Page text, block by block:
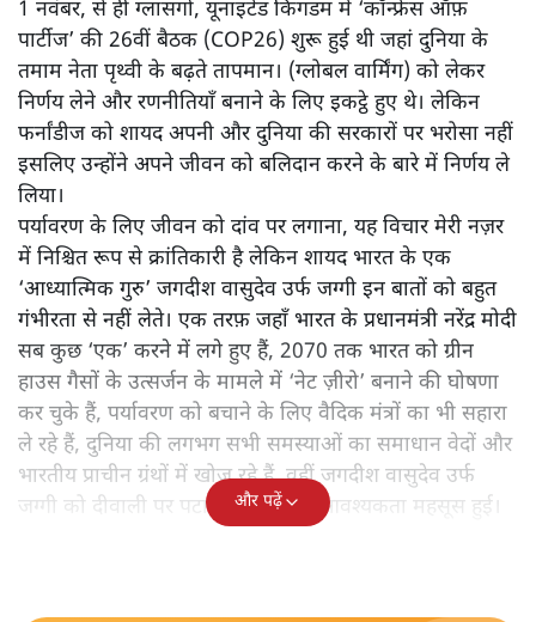
“मुझे नहीं पता जिस चीज की मैं मांग कर रहा हूँ, वह कठिन है या
नहीं, और शायद इसके लिए मुझे मरना भी पड़ सकता है”, ये शब्द
उस पिता के हैं जो स्विस संसद के सामने भूख हड़ताल पर बैठे थे। 3
बच्चों के 47 वर्षीय पिता गुलमेरो फर्नांडीज पेशे से कंप्यूटर प्रोग्रैमर
हैं जिन्होंने 1 नवंबर को अपनी नौकरी छोड़कर भूख हड़ताल शुरू
की है ताकि अपने देश की सरकार और पर्यावरण मंत्री सिमोनेटा
सोमारुगा पर पर्यावरण संबंधी साहसिक निर्णय लेने के लिए दबाव
बना सकें।
1 नवंबर, से ही ग्लासगो, यूनाइटेड किंगडम में ‘कॉन्फ्रेंस ऑफ़
पार्टीज’ की 26वीं बैठक (COP26) शुरू हुई थी जहां दुनिया के
तमाम नेता पृथ्वी के बढ़ते तापमान। (ग्लोबल वार्मिंग) को लेकर
निर्णय लेने और रणनीतियाँ बनाने के लिए इकट्ठे हुए थे। लेकिन
फर्नांडीज को शायद अपनी और दुनिया की सरकारों पर भरोसा नहीं
इसलिए उन्होंने अपने जीवन को बलिदान करने के बारे में निर्णय ले
लिया।
पर्यावरण के लिए जीवन को दांव पर लगाना, यह विचार मेरी नज़र